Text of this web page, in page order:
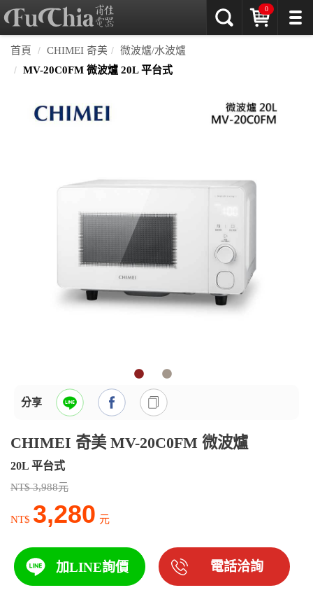
0
首頁 CHIMEI 奇美
微波爐/水波爐
MV-20C0FM 微波爐 20L 平台式
分享
CHIMEI 奇美 MV-20C0FM 微波爐
20L 平台式
NT$ 3,988元
NT$ 3,280 元
加LINE詢價 電話洽詢